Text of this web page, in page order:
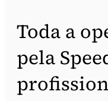
Toda a
pela